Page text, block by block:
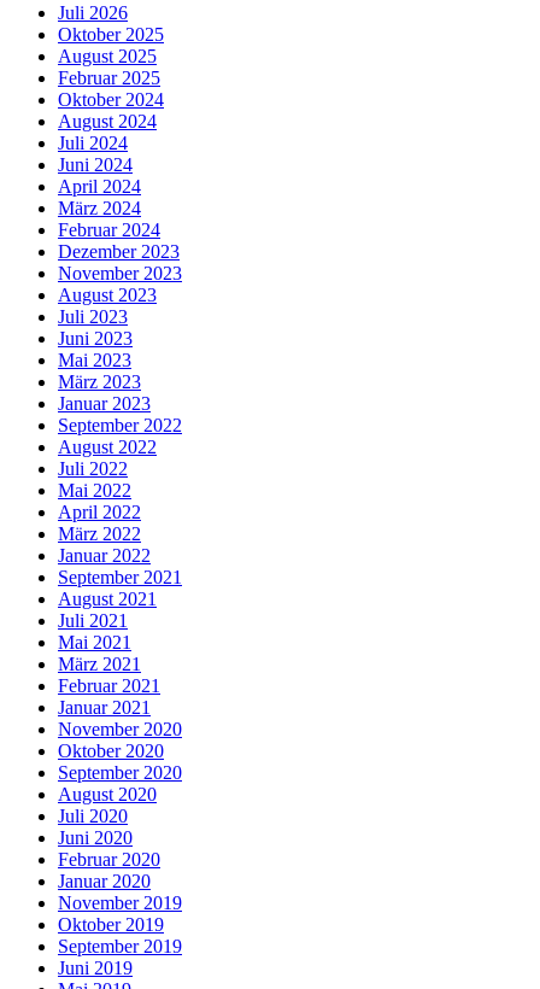
Juli 2026
Oktober 2025
August 2025
Februar 2025
Oktober 2024
August 2024
Juli 2024
Juni 2024
April 2024
März 2024
Februar 2024
Dezember 2023
November 2023
August 2023
Juli 2023
Juni 2023
Mai 2023
März 2023
Januar 2023
September 2022
August 2022
Juli 2022
Mai 2022
April 2022
März 2022
Januar 2022
September 2021
August 2021
Juli 2021
Mai 2021
März 2021
Februar 2021
Januar 2021
November 2020
Oktober 2020
September 2020
August 2020
Juli 2020
Juni 2020
Februar 2020
Januar 2020
November 2019
Oktober 2019
September 2019
Juni 2019